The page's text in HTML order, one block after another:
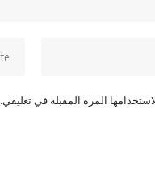
المرة المقبلة في تعليقي.